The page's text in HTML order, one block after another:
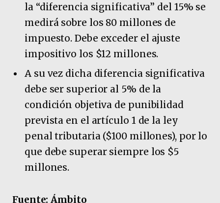
la “diferencia significativa” del 15% se
medirá sobre los 80 millones de
impuesto. Debe exceder el ajuste
impositivo los $12 millones.
A su vez dicha diferencia significativa
debe ser superior al 5% de la
condición objetiva de punibilidad
prevista en el artículo 1 de la ley
penal tributaria ($100 millones), por lo
que debe superar siempre los $5
millones.
Fuente: Ámbito